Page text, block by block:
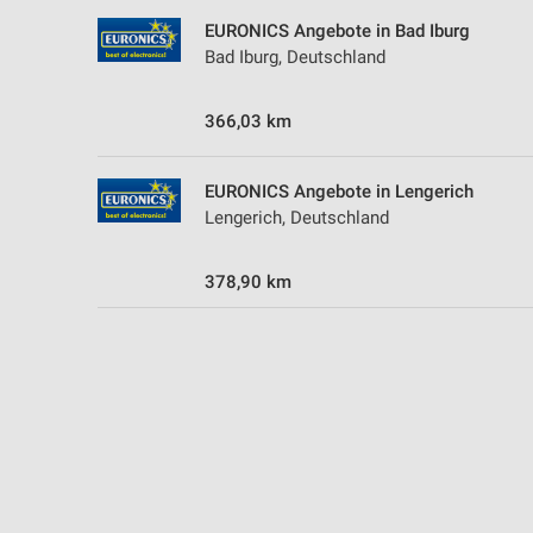
EURONICS Angebote in Bad Iburg
Bad Iburg, Deutschland
366,03 km
EURONICS Angebote in Lengerich
Lengerich, Deutschland
378,90 km